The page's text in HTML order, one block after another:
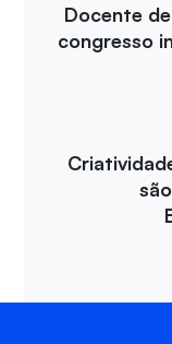
Docente
congresso